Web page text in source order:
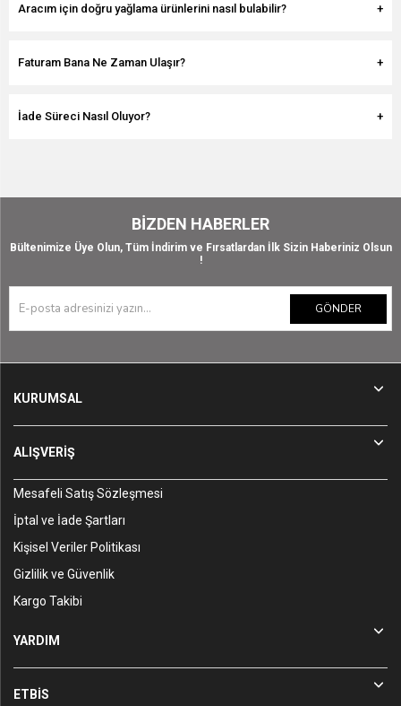
Aracım için doğru yağlama ürünlerini nasıl bulabilir?
Faturam Bana Ne Zaman Ulaşır?
İade Süreci Nasıl Oluyor?
BIZDEN HABERLER
Bültenimize Üye Olun, Tüm İndirim ve Fırsatlardan İlk Sizin Haberiniz Olsun
!
GÖNDER
KURUMSAL
ALIŞVERİŞ
Mesafeli Satış Sözleşmesi
İptal ve İade Şartları
Kişisel Veriler Politikası
Gizlilik ve Güvenlik
Kargo Takibi
YARDIM
ETBİS